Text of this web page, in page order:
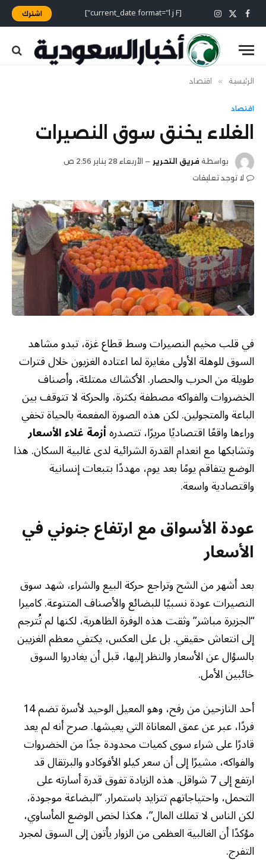
فيسبوك
X
(Twitter)
الانستغرام [current_date format="l j F"] اشترك
الرئيسية » اقتصاد
اقتصاد
الغلاء يخنق سوق النصيرات
بواسطة فريق التحرير
الأربعاء 28 يناير 2:56 ص
لا توجد تعليقات
في قلب مخيم النصيرات وسط قطاع غزة، تبدو مشاهد
السوق للوهلة الأولى مغايرة لما اعتاده الغزيون خلال فترات
طويلة من الحرب والحصار. الأكشاك ممتلئة، وأصناف
الخضروات والفواكه مصطفة بكثرة، والحركة لا تتوقف بين
الباعة والمتجولين. لكن هذه الصورة المفعمة بالحياة تخفي
وراءها واقعًا اقتصاديًا مريرًا، تتصدرهأزمة غلاء الأسعار
وتشابكها مع انعدام القدرة الشرائية لدى غالبية السكان. هذا
الوضع يتفاقم يومًا بعد يوم، مهددًا بتبعات إنسانية
واقتصادية واسعة.
عودة الأسواق مع ارتفاع جنوني في
الأسعار
بعد أشهر من الشح وتراجع حركة البيع والشراء، شهد سوق
النصيرات عودة نسبيًا للبضائع والأصناف المتنوعة. كاميرا
“الجزيرة مباشر” وثقت هذه الوفرة الظاهرية، لكنها لم تُترجم
إلى انتعاش حقيقي. بل على العكس، يكتفي معظم الغزيين
بالسؤال عن الأسعار والنظر إليها، قبل أن يغادروا السوق
خائبين الأمل.
أحد النازحين من رفح، وهو المعيل الوحيد لأسرة تضم 14
فردًا، عبر عن عمق المعاناة التي يعيشها. صرح أنه لم يعد
قادرًا على شراء سوى كميات محدودة جدًا من الخضروات
والفواكه، مشيرًا إلى أن سعر كيلو الأفوكادو والبرتقال قد
ارتفع إلى 7 شواقل. هذه الزيادة تفوق قدرة أسارته على
التحمل، واحتياجاتهم تتزايد باستمرار. “البضاعة موجودة،
لكن الناس لا تملك المال”، هكذا لخص الوضع المأساوي،
مؤكدًا أن الغالبية العظمى من الزوار يأتون إلى السوق لمجرد
التفرج.